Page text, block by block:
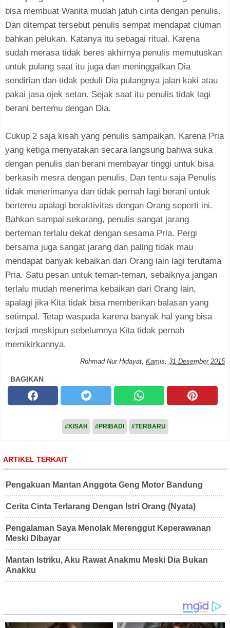
bisa membuat Wanita mudah jatuh cinta dengan penulis.
Dan ditempat tersebut penulis sempat mendapat ciuman
bahkan pelukan. Katanya itu sebagai ritual. Karena
sudah merasa tidak beres akhirnya penulis memutuskan
untuk pulang saat itu juga dan meninggalkan Dia
sendirian dan tidak peduli Dia pulangnya jalan kaki atau
pakai jasa ojek setan. Sejak saat itu penulis tidak lagi
berani bertemu dengan Dia.
Cukup 2 saja kisah yang penulis sampaikan. Karena Pria
yang ketiga menyatakan secara langsung bahwa suka
dengan penulis dan berani membayar tinggi untuk bisa
berkasih mesra dengan penulis. Dan tentu saja Penulis
tidak menerimanya dan tidak pernah lagi berani untuk
bertemu apalagi beraktivitas dengan Orang seperti ini.
Bahkan sampai sekarang, penulis sangat jarang
berteman terlalu dekat dengan sesama Pria. Pergi
bersama juga sangat jarang dan paling tidak mau
mendapat banyak kebaikan dari Orang lain lagi terutama
Pria. Satu pesan untuk teman-teman, sebaiknya jangan
terlalu mudah menerima kebaikan dari Orang lain,
apalagi jika Kita tidak bisa memberikan balasan yang
setimpal. Tetap waspada karena banyak hal yang bisa
terjadi meskipun sebelumnya Kita tidak pernah
memikirkannya.
Rohmad Nur Hidayat, Kamis, 31 Desember 2015
BAGIKAN
#KISAH #PRIBADI #TERBARU
ARTIKEL TERKAIT
Pengakuan Mantan Anggota Geng Motor Bandung
Cerita Cinta Terlarang Dengan Istri Orang (Nyata)
Pengalaman Saya Menolak Merenggut Keperawanan
Meski Dibayar
Mantan Istriku, Aku Rawat Anakmu Meski Dia Bukan
Anakku